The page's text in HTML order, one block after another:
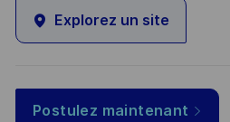
Explorez un site
Postulez maintenant